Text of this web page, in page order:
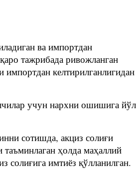
ва импортдан
тажрибада ривожланган
импортдан келтирилганлигидан
учун нархни ошишига йўл
сотишда, акциз солиғи
ҳолда маҳаллий
солиғига имтиёз қўлланилган.